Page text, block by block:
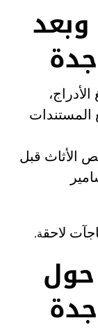
المستندات
الأثاث قبل
لاحقة.
حول